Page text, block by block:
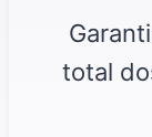
total